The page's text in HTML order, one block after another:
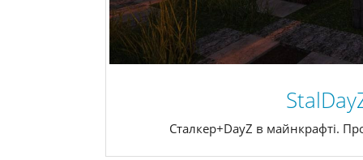
Сталкер+DayZ в майнкрафті.